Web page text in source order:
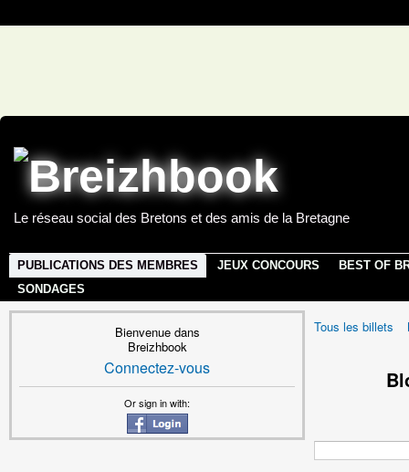
Le réseau social des Bretons et des amis de la Bretagne
PUBLICATIONS DES MEMBRES JEUX CONCOURS
BEST OF
SONDAGES
Bienvenue dans
Breizhbook
Connectez-vous
Or sign in with:
Tous les billets